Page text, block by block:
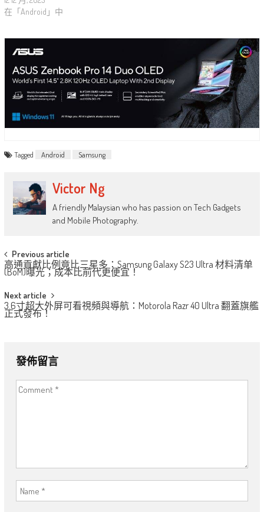
在「Android」中
Tagged Android Samsung
Victor Ng
A friendly Malaysian who has passion on Tech Gadgets
and Mobile Photography.
Post
navigation
Previous article
高通貢獻比例竟比三星多：Samsung Galaxy S23 Ultra 材料清单
(BoM)曝光；成本比前代更便宜！
Next article
3.6寸超大外屏可看視頻與導航：Motorola Razr 40 Ultra 翻蓋旗艦
正式發布！
發佈留言